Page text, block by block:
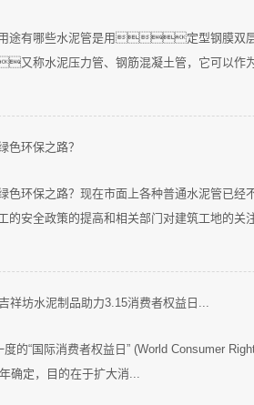
途有哪些水泥管是用定型钢膜双层
水泥压力管、钢筋混凝土管，它可以作为
色环保之路？
色环保之路？现在市面上各种普通水泥管
的安全政策的提高和相关部门对建筑工地的关
泥制品助力3.15消费者权益日...
度的“国际消费者权益日” (World
定，目的在于扩大消...